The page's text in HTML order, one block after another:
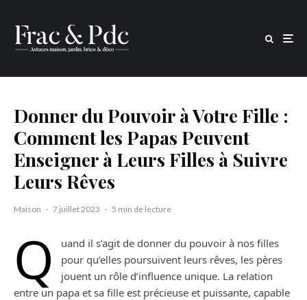
Donner du Pouvoir à Votre Fille :
Comment les Papas Peuvent
Enseigner à Leurs Filles à Suivre
Leurs Rêves
Maison · 7 juillet 2023 · 5 min de lecture
Q
uand il s’agit de donner du pouvoir à nos filles
pour qu’elles poursuivent leurs rêves, les pères
jouent un rôle d’influence unique. La relation
entre un papa et sa fille est précieuse et puissante, capable